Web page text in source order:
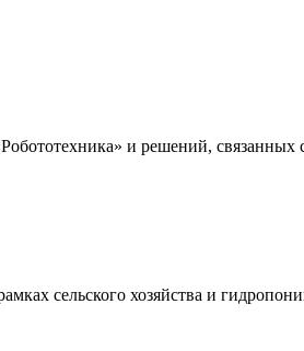
и решений, связанных
сельского хозяйства и